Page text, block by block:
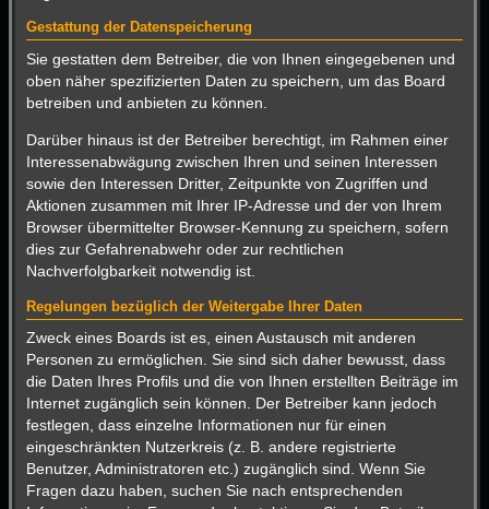
Gestattung der Datenspeicherung
Sie gestatten dem Betreiber, die von Ihnen eingegebenen und
oben näher spezifizierten Daten zu speichern, um das Board
betreiben und anbieten zu können.
Darüber hinaus ist der Betreiber berechtigt, im Rahmen einer
Interessenabwägung zwischen Ihren und seinen Interessen
sowie den Interessen Dritter, Zeitpunkte von Zugriffen und
Aktionen zusammen mit Ihrer IP-Adresse und der von Ihrem
Browser übermittelter Browser-Kennung zu speichern, sofern
dies zur Gefahrenabwehr oder zur rechtlichen
Nachverfolgbarkeit notwendig ist.
Regelungen bezüglich der Weitergabe Ihrer Daten
Zweck eines Boards ist es, einen Austausch mit anderen
Personen zu ermöglichen. Sie sind sich daher bewusst, dass
die Daten Ihres Profils und die von Ihnen erstellten Beiträge im
Internet zugänglich sein können. Der Betreiber kann jedoch
festlegen, dass einzelne Informationen nur für einen
eingeschränkten Nutzerkreis (z. B. andere registrierte
Benutzer, Administratoren etc.) zugänglich sind. Wenn Sie
Fragen dazu haben, suchen Sie nach entsprechenden